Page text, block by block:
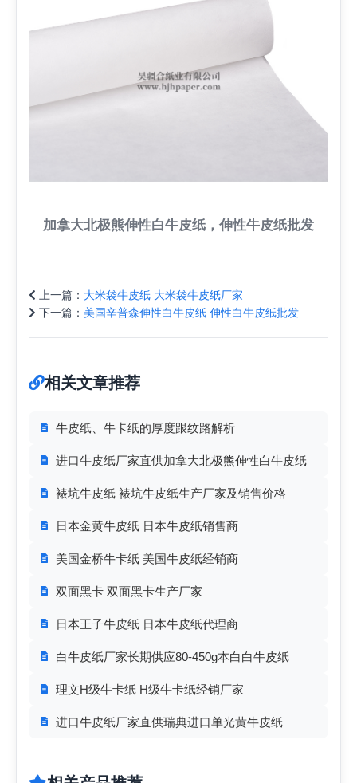
加拿大北极熊伸性白牛皮纸，伸性牛皮纸批发
上一篇： 大米袋牛皮纸 大米袋牛皮纸厂家
下一篇： 美国辛普森伸性白牛皮纸 伸性白牛皮纸批发
相关文章推荐
牛皮纸、牛卡纸的厚度跟纹路解析
进口牛皮纸厂家直供加拿大北极熊伸性白牛皮纸
裱坑牛皮纸 裱坑牛皮纸生产厂家及销售价格
日本金黄牛皮纸 日本牛皮纸销售商
美国金桥牛卡纸 美国牛皮纸经销商
双面黑卡 双面黑卡生产厂家
日本王子牛皮纸 日本牛皮纸代理商
白牛皮纸厂家长期供应80-450g本白白牛皮纸
理文H级牛卡纸 H级牛卡纸经销厂家
进口牛皮纸厂家直供瑞典进口单光黄牛皮纸